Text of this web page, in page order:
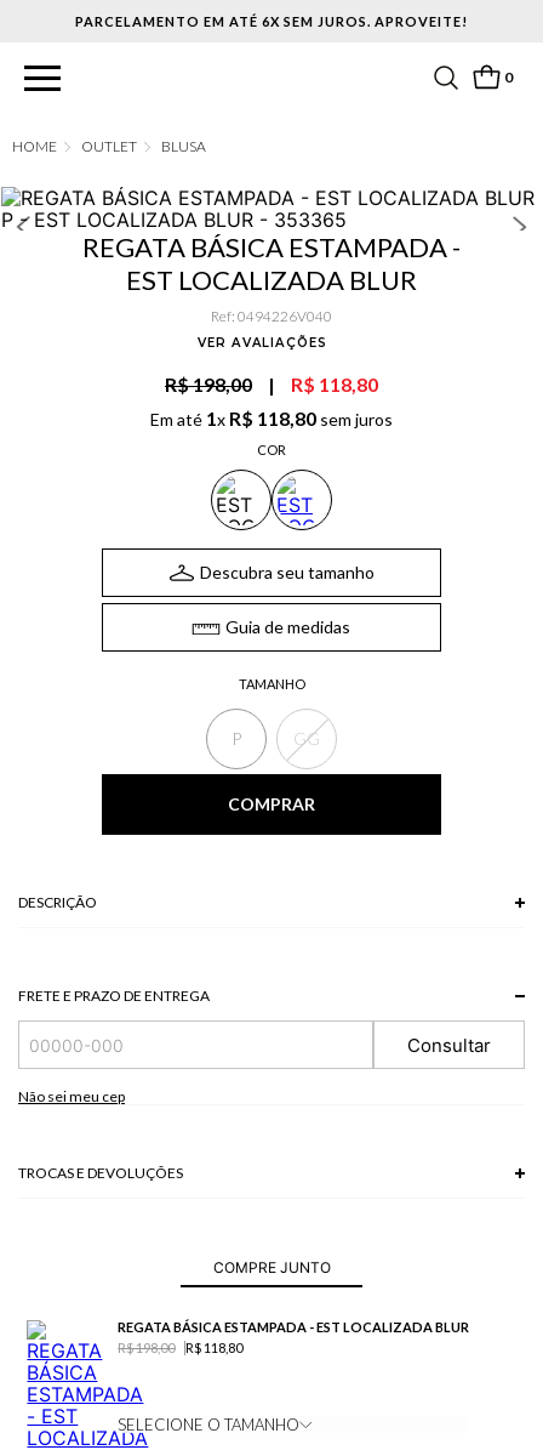
PARCELAMENTO EM ATÉ 6X SEM JUROS. APROVEITE!
0
OUTLET BLUSA
REGATA BÁSICA ESTAMPADA -
EST LOCALIZADA BLUR
Ref: 0494226V040
VER AVALIAÇÕES
R$ 198,00 | R$ 118,80
Em até 1x R$ 118,80 sem juros
COR
TAMANHO
P GG
Descubra seu tamanho
Guia de medidas
COMPRAR
DESCRIÇÃO
FRETE E PRAZO DE ENTREGA
Consultar
Não sei meu cep
TROCAS E DEVOLUÇÕES
COMPRE JUNTO
REGATA BÁSICA ESTAMPADA - EST LOCALIZADA BLUR
R$ 198,00
R$ 118,80
SELECIONE O TAMANHO